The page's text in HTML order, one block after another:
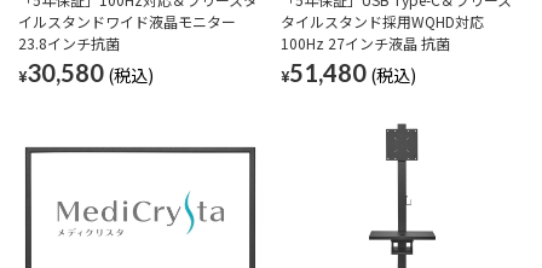
イルスタンドワイド液晶モニター
23.8インチ抗菌
¥30,580
タイルスタンド採用WQHD対応
100Hz 27インチ液晶 抗菌
¥51,480